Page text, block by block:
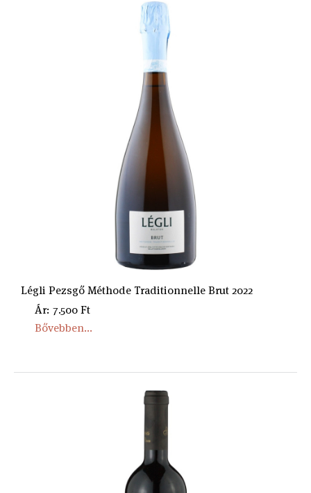
Légli Pezsgő Méthode Traditionnelle Brut 2022
Ár: 7.500 Ft
Bővebben...